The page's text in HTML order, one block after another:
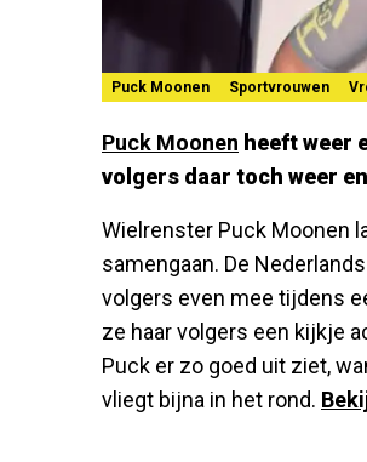
Puck Moonen Sportvrouwen
Puck Moonen heeft weer
volgers daar toch weer
Wielrenster Puck Moonen
samengaan. De
volgers even mee tijdens
ze haar volgers een kijkje
Puck er zo goed uit ziet,
vliegt bijna in het rond.